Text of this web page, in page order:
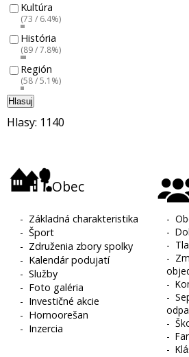
Kultúra
(73 / 6.4%)
História
(89 / 7.8%)
Región
(58 / 5.1%)
Hlasuj
Hlasy: 1140
Obec
- Základná charakteristika
-Šport
- Združenia zbory spolky
- Kalendár podujatí
-Služby
- Foto galéria
- Investičné akcie
- Hornoorešan
- Inzercia
-
-
-
-
-
-
-
-
-